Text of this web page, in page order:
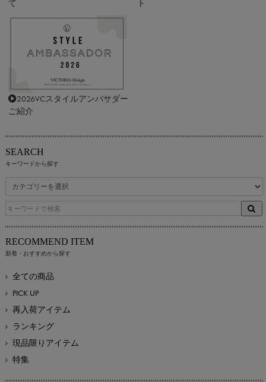
て ト
2026VCスタイルアンバサダー
ご紹介
SEARCH
キーワードから探す
RECOMMEND ITEM
新着・おすすめから探す
全ての商品
PICK UP
再入荷アイテム
ランキング
現品限りアイテム
特集